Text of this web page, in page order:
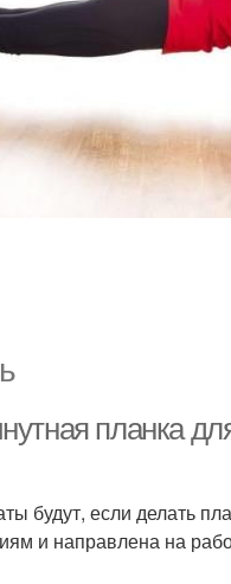
планка
будут, если делать
и направлена на